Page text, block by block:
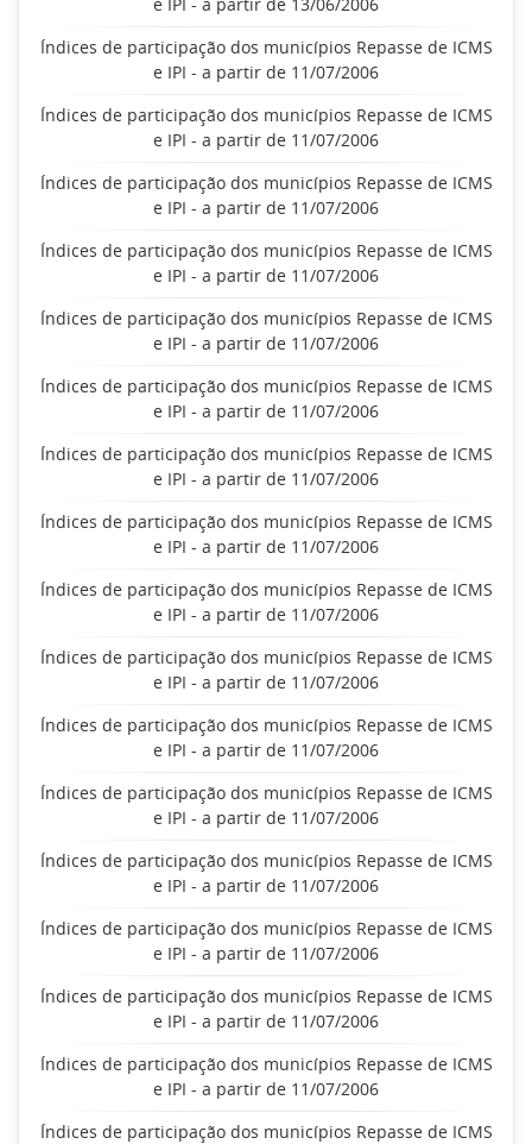
Índices de participação dos municípios Repasse de ICMS
e IPI - a partir de 11/07/2006
Índices de participação dos municípios Repasse de ICMS
e IPI - a partir de 11/07/2006
Índices de participação dos municípios Repasse de ICMS
e IPI - a partir de 11/07/2006
Índices de participação dos municípios Repasse de ICMS
e IPI - a partir de 11/07/2006
Índices de participação dos municípios Repasse de ICMS
e IPI - a partir de 11/07/2006
Índices de participação dos municípios Repasse de ICMS
e IPI - a partir de 11/07/2006
Índices de participação dos municípios Repasse de ICMS
e IPI - a partir de 11/07/2006
Índices de participação dos municípios Repasse de ICMS
e IPI - a partir de 11/07/2006
Índices de participação dos municípios Repasse de ICMS
e IPI - a partir de 11/07/2006
Índices de participação dos municípios Repasse de ICMS
e IPI - a partir de 11/07/2006
Índices de participação dos municípios Repasse de ICMS
e IPI - a partir de 11/07/2006
Índices de participação dos municípios Repasse de ICMS
e IPI - a partir de 11/07/2006
Índices de participação dos municípios Repasse de ICMS
e IPI - a partir de 11/07/2006
Índices de participação dos municípios Repasse de ICMS
e IPI - a partir de 11/07/2006
Índices de participação dos municípios Repasse de ICMS
e IPI - a partir de 11/07/2006
Índices de participação dos municípios Repasse de ICMS
e IPI - a partir de 11/07/2006
Índices de participação dos municípios Repasse de ICMS